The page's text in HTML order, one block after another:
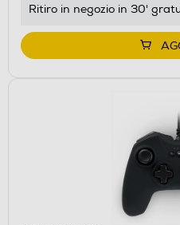
Ritiro in negozio in 30'